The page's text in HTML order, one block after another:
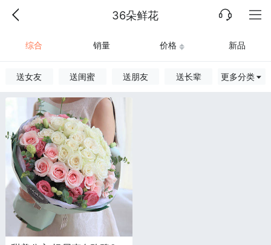
36朵鲜花
综合 销量 价格 新品
送女友 送闺蜜 送朋友 送长辈 更多分类